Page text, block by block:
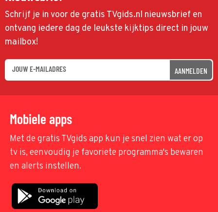
Schrijf je in voor de gratis TVgids.nl nieuwsbrief en
ontvang iedere dag de leukste kijktips direct in jouw
mailbox!
AANMELDEN
Mobiele apps
Met de gratis TVgids app kun je snel zien wat er op
tv is, eenvoudig je favoriete programma's bewaren
en alerts instellen.